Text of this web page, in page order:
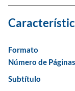
Formato
Número de Páginas
Subtítulo